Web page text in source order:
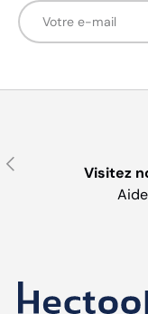
E-mail
Précédent
Visitez